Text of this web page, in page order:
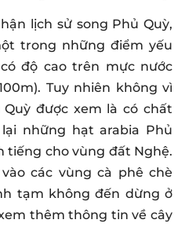
lịch sử song Phủ Quỳ,
trong những điểm yếu
độ cao trên mực nước
Tuy nhiên không vì
được xem là có chất
những hạt arabia Phủ
tiếng cho vùng đất Nghệ.
các vùng cà phê chè
tạm không đến dừng ở
thêm thông tin về cây